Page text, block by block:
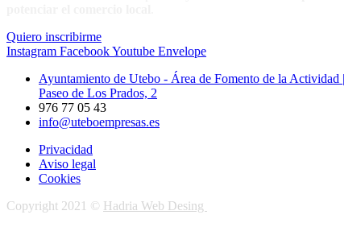
Quiero inscribirme
Instagram FacebookYoutube Envelope
Ayuntamiento de Utebo - Área de Fomento de la Actividad |
Paseo de Los Prados, 2
976 77 05 43
info@uteboempresas.es
Privacidad
Aviso legal
Cookies
Copyright 2021 © Hadria Web Desing